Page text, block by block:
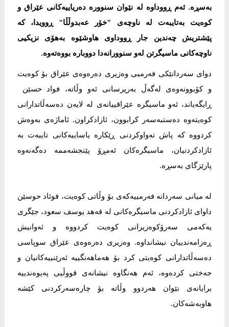
بەسڕە. ئەم ڕووداوە لە نێوان سنوورە دەریاییەکانی عێراق و
کوەیت بەتایبەت لە ناوچەی "خۆر عەبدوڵڵا" ڕوویدا، کە
پێشتریش چەندین جار ڕووداوی هاوشێوە بەهۆی نزیکیی
ناوچەکانی ماسیگرتن لەو سنوورانەدا دووبارە بووەتەوە.
دوای سەردانێکی فەرمیی وەزیری دەرەوەی عێراق بۆ کوەیت
و کۆبوونەوەی لەگەڵ بەرپرسانی ئەو وڵاتە، فواد حسێن
ڕایگەیاند، ئەو ماسیگرە عێراقییانەی لە لایەن دەسەڵاتدارانی
کوەیتەوە دەستبەسەر کرابوون، ئازادکراون. ئاماژەی بەوەش
کردووە کە پاش تەواوکردنی ڕێکارە یاساییەکانی تایبەت بە
ئازادکردنیان، ماسیگرەکان ئەمڕۆ پێنجشەممە دەگەنەوە
پارێزگای بەسڕە.
لە میانی سەردانە فەرمییەکەی بۆ وڵاتی کوەیت، فوئاد حوسێن
داوای ئازادکردنی ماسیگرەکانی لە فەهد یوسف سعود، جێگری
یەکەمی سەرۆکوەزیرانی کوەیت کردووە و ئەوانیش
ڕەزامەندییان نیشانداوە. وەزیری دەرەوەی عێراق سوپاسی
دەسەڵاتدارانی کوەیتی کرد بۆ هەماهەنگییە ئەرێنییەکانیان و
جەختی کردەوە، ئەم هەنگاوە نیشانەی قووڵیی پەیوەندییە
برایانەی نێوان هەردوو وڵاتە بۆ چارەسەرکردنی کێشە
هاوبەشەکان.